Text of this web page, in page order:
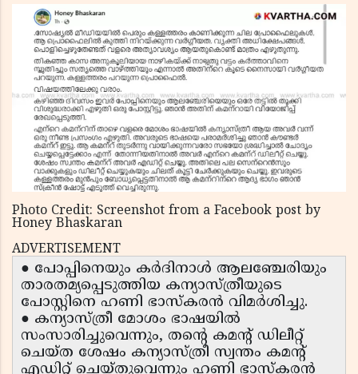
Photo Credit: Screenshot from a Facebook post by
Honey Bhaskaran
ADVERTISEMENT
● പോപ്പിനെയും കർദിനാൾ ആലഞ്ചേരിയും
താരതമ്യപ്പെടുത്തിയ കന്യാസ്ത്രീയുടെ
പോസ്റ്റിനെ ഹണി ഭാസ്കരൻ വിമർശിച്ചു.
● കന്യാസ്ത്രീ മോശം ഭാഷയിൽ
സംസാരിച്ചുവെന്നും, തൻ്റെ കമൻ്റ് ഡിലീറ്റ്
ചെയ്ത ശേഷം കന്യാസ്ത്രീ സ്വന്തം കമൻ്റ്
എഡിറ്റ് ചെയ്തുവെന്നും ഹണി ഭാസ്കരൻ